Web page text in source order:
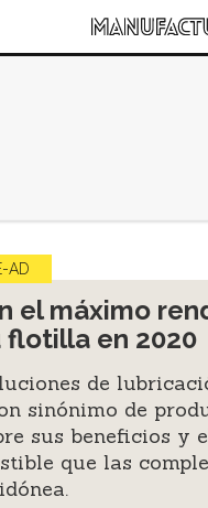
AD
el máximo
flotilla en 2020
de
sinónimo de
sus beneficios y
que las